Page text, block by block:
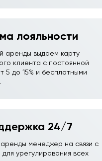
лояльности
аренды выдаем карту
клиента с постоянной
5 до 15% и бесплатными
24/7
менеджер на связи с
урегулирования всех